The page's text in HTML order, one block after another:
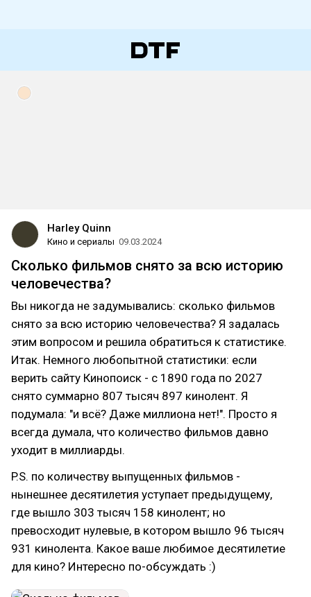
Harley Quinn
Кино и сериалы 09.03.2024
Сколько фильмов снято за всю историю
человечества?
Вы никогда не задумывались: сколько фильмов
снято за всю историю человечества? Я задалась
этим вопросом и решила обратиться к статистике.
Итак. Немного любопытной статистики: если
верить сайту Кинопоиск - с 1890 года по 2027
снято суммарно 807 тысяч 897 кинолент. Я
подумала: "и всё? Даже миллиона нет!". Просто я
всегда думала, что количество фильмов давно
уходит в миллиарды.
P.S. по количеству выпущенных фильмов -
нынешнее десятилетия уступает предыдущему,
где вышло 303 тысяч 158 кинолент; но
превосходит нулевые, в котором вышло 96 тысяч
931 кинолента. Какое ваше любимое десятилетие
для кино? Интересно по-обсуждать :)